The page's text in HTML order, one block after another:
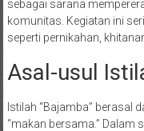
sebagai sarana
komunitas. Kegiatan ini
seperti pernikahan,
Asal-usul
Istilah “Bajamba” berasal
“makan bersama.” Dalam